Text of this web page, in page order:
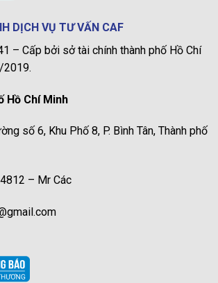
DỊCH VỤ TƯ VẤN CAF
– Cấp bởi sở tài chính thành phố Hồ Chí
2019.
Hồ Chí Minh
số 6, Khu Phố 8, P. Bình Tân, Thành phố
– Mr Các